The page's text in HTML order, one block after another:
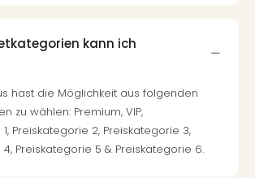
kann ich
hast die Möglichkeit aus folgenden
zu wählen: Premium, VIP,
Preiskategorie 2, Preiskategorie 3,
Preiskategorie 5 & Preiskategorie 6.